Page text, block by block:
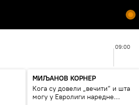
09:00
МИЉАНОВ КОРНЕР
Кога су довели „вечити“ и шта
могу у Евролиги наредне